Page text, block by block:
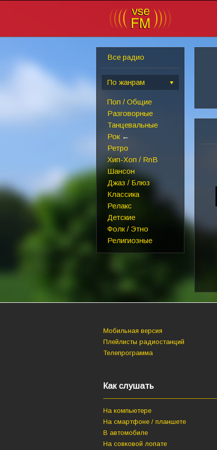
Все радио
По жанрам
Поп / Общие
Разговорные
Танцевальные
Рок ←
Ретро
Хип-Хоп / RnB
Шансон
Джаз / Блюз
Классика
Релакс
Детские
Фолк / Этно
Религиозные
Мобильная версия
Плейлисты радиостанций
Телепрограмма
Как слушать
На компьютере
На смартфоне / планшете
В автомобиле
На совковой лопате